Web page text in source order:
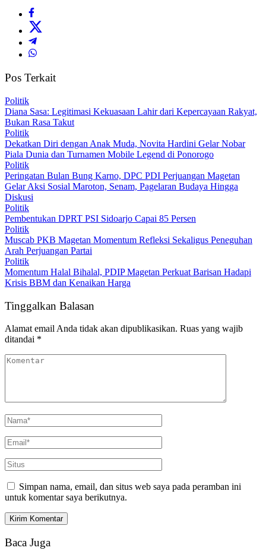
Pos Terkait
Politik
Diana Sasa: Legitimasi Kekuasaan Lahir dari Kepercayaan Rakyat,
Bukan Rasa Takut
Politik
Dekatkan Diri dengan Anak Muda, Novita Hardini Gelar Nobar
Piala Dunia dan Turnamen Mobile Legend di Ponorogo
Politik
Peringatan Bulan Bung Karno, DPC PDI Perjuangan Magetan
Gelar Aksi Sosial Maroton, Senam, Pagelaran Budaya Hingga
Diskusi
Politik
Pembentukan DPRT PSI Sidoarjo Capai 85 Persen
Politik
Muscab PKB Magetan Momentum Refleksi Sekaligus Peneguhan
Arah Perjuangan Partai
Politik
Momentum Halal Bihalal, PDIP Magetan Perkuat Barisan Hadapi
Krisis BBM dan Kenaikan Harga
Tinggalkan Balasan
Alamat email Anda tidak akan dipublikasikan. Ruas yang wajib
ditandai *
Simpan nama, email, dan situs web saya pada peramban ini
untuk komentar saya berikutnya.
Baca Juga